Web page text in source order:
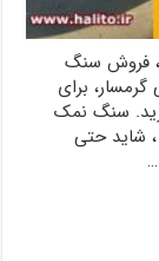
فروش سنگ
برای
سنگ نمک
شاید حتی